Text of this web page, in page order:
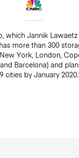
which Jannik
more than 300
York, London,
Barcelona) and
cities by January